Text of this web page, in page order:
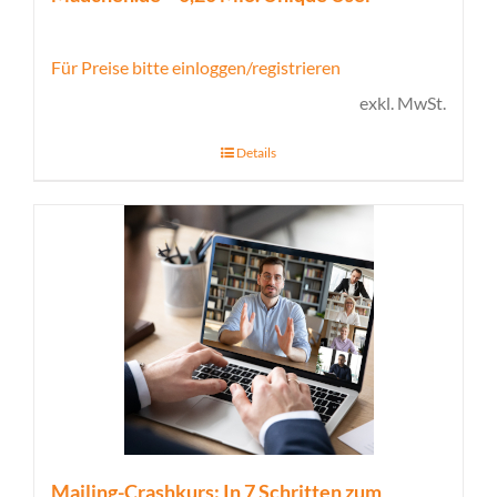
Für Preise bitte einloggen/registrieren
exkl. MwSt.
Details
Mailing-Crashkurs: In 7 Schritten zum